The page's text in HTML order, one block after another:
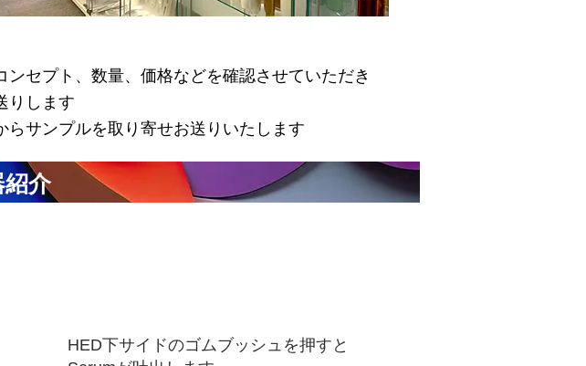
セプト、数量、価格などを確認させていただき
りします
サンプルを取り寄せお送りいたします
紹介
HED下サイドのゴムブッシュを押すと